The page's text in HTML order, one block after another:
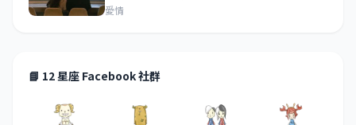
愛情
📘 12 星座 Facebook 社群